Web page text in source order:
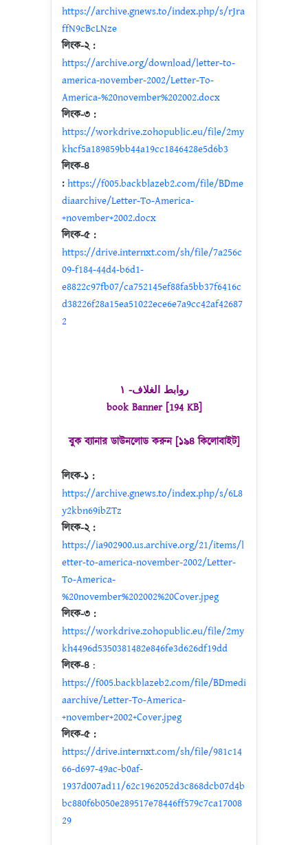
https://archive.gnews.to/index.php/s/rJra
ffN9cBcLNze
লিংক-২ :
https://archive.org/download/letter-to-
america-november-2002/Letter-To-
America-%20november%202002.docx
লিংক-৩ :
https://workdrive.zohopublic.eu/file/2my
khcf5a189859bb44a19cc1846428e5d6b3
লিংক-৪
: https://f005.backblazeb2.com/file/BDme
diaarchive/Letter-To-America-
+november+2002.docx
লিংক-৫ :
https://drive.internxt.com/sh/file/7a256c
09-f184-44d4-b6d1-
e8822c97fb07/ca752145ef88fa5bb37f6416c
d38226f28a15ea51022ece6e7a9cc42af42687
2
روابط الغلاف- ١
book Banner [194 KB]
বুক ব্যানার ডাউনলোড করুন [১৯৪ কিলোবাইট]
লিংক-১ :
https://archive.gnews.to/index.php/s/6L8
y2kbn69ibZTz
লিংক-২ :
https://ia902900.us.archive.org/21/items/l
etter-to-america-november-2002/Letter-
To-America-
%20november%202002%20Cover.jpeg
লিংক-৩ :
https://workdrive.zohopublic.eu/file/2my
kh4496d5350381482e846fe3d626df19dd
লিংক-৪ :
https://f005.backblazeb2.com/file/BDmedi
aarchive/Letter-To-America-
+november+2002+Cover.jpeg
লিংক-৫ :
https://drive.internxt.com/sh/file/981c14
66-d697-49ac-b0af-
1937d007ad11/62c1962052d3c868dcb07d4b
bc880f6b050e289517e78446ff579c7ca17008
29